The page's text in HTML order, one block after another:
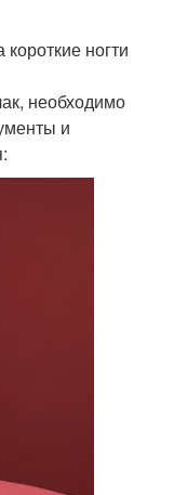
ногти
необходимо
и